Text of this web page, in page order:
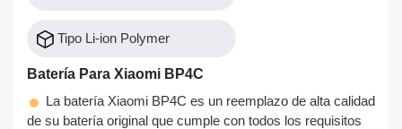
Tipo Li-ion Polymer
Batería Para Xiaomi BP4C
La batería Xiaomi BP4C es un reemplazo de alta calidad
de su batería original que cumple con todos los requisitos